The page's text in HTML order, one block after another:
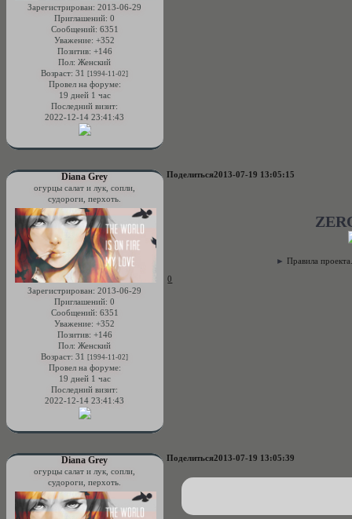
Зарегистрирован: 2013-06-29
Приглашений: 0
Сообщений: 6351
Уважение: +352
Позитив: +146
Пол: Женский
Возраст: 31[1994-11-02]
Провел на форуме:
19 дней 1 час
Последний визит:
2022-12-14 23:41:43
Поделиться2013-07-19 13:05:15
Diana Grey
огурцы салат и лук, сопли,
судороги, перхоть.
Зарегистрирован: 2013-06-29
Приглашений: 0
Сообщений: 6351
Уважение: +352
Позитив: +146
Пол: Женский
Возраст: 31[1994-11-02]
Провел на форуме:
19 дней 1 час
Последний визит:
2022-12-14 23:41:43
►Правила
0
Поделиться2013-07-19 13:05:39
Diana Grey
огурцы салат и лук, сопли,
судороги, перхоть.